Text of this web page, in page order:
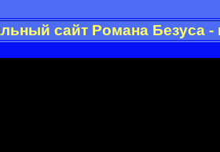
сайт Романа Безуса -